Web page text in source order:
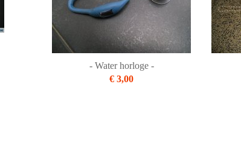
- Water horloge -
€ 3,00